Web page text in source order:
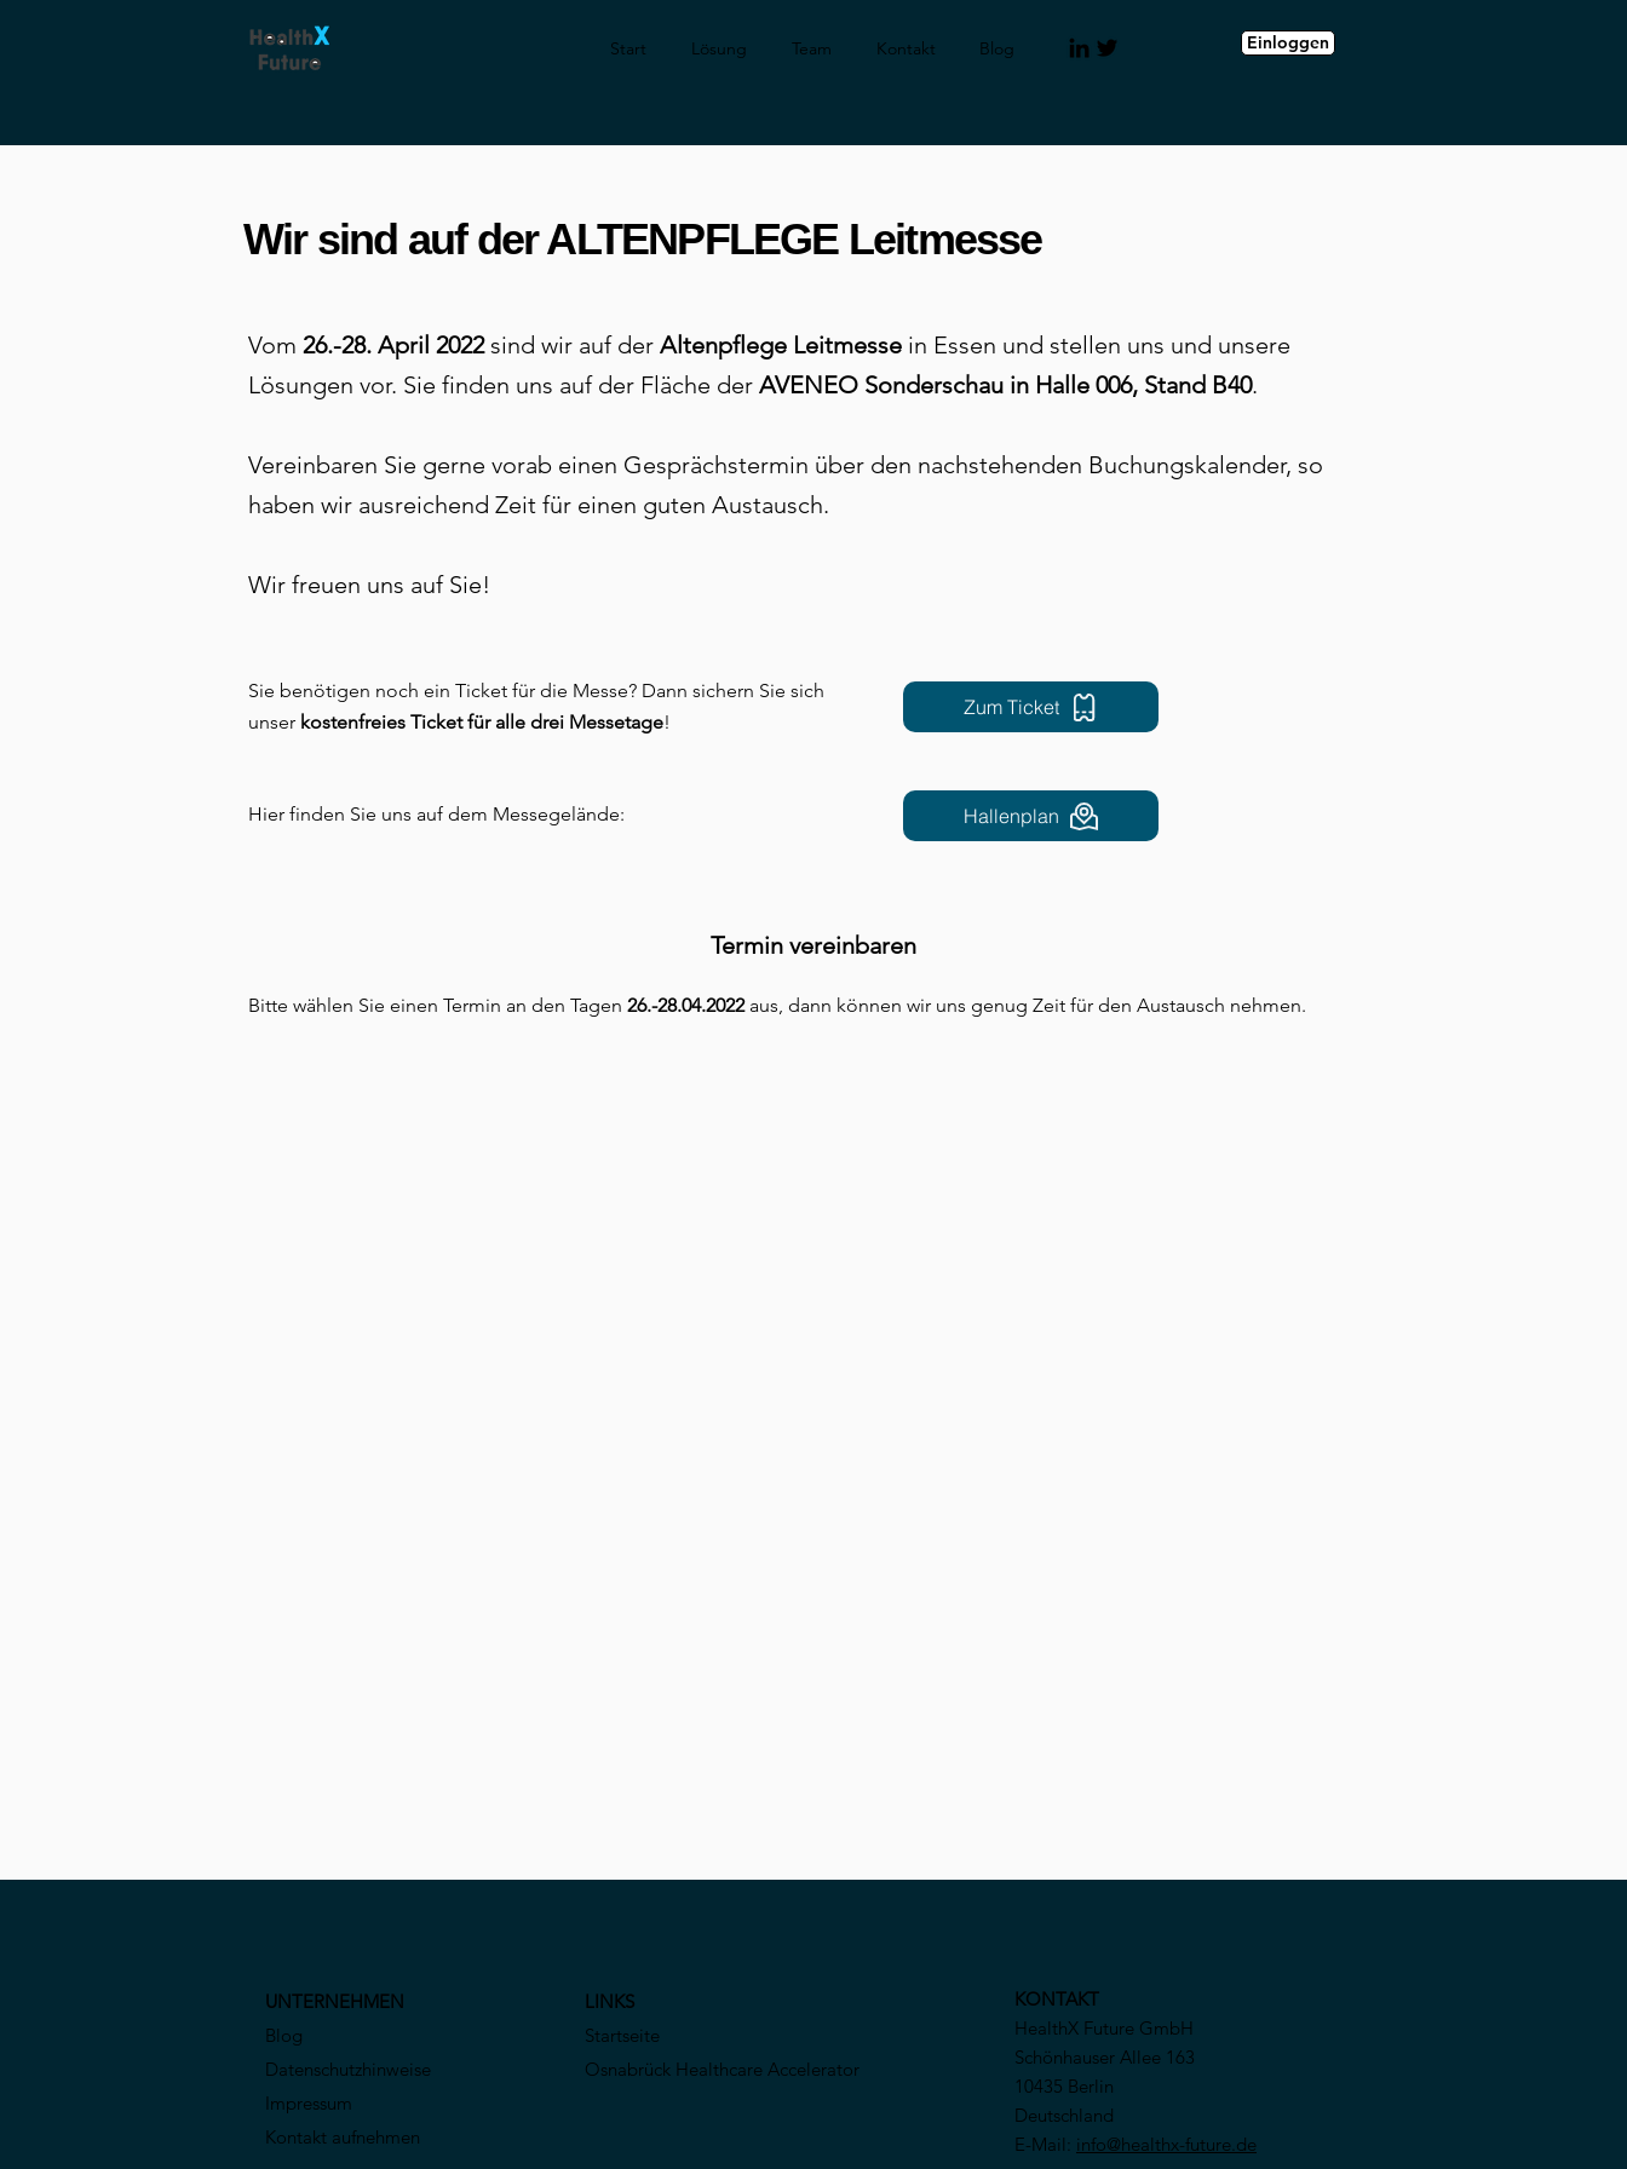
Start Lösung Team Kontakt Blog Einloggen
Wir sind auf der ALTENPFLEGE Leitmesse
Vom 26.-28. April 2022sind wir auf der Altenpflege Leitmesse in Essen und stellen uns und unsere
Lösungen vor. Sie finden uns auf der Fläche der AVENEO Sonderschau in Halle 006, Stand B40.
Vereinbaren Sie gerne vorab einen Gesprächstermin über den nachstehenden Buchungskalender, so
haben wir ausreichend Zeit für einen guten Austausch.
Wir freuen uns auf Sie!
Sie benötigen noch ein Ticket für die Messe? Dann sichern Sie sich
unser kostenfreies Ticket für alle drei Messetage!
Zum Ticket
Hier finden Sie uns auf dem Messegelände: Hallenplan
Termin vereinbaren
Bitte wählen Sie einen Termin an den Tagen 26.-28.04.2022aus, dann können wir uns genug Zeit für den Austausch nehmen.
UNTERNEHMEN
Blog
Datenschutzhinweise
Impressum
Kontakt aufnehmen
LINKS
Startseite
Osnabrück Healthcare Accelerator
KONTAKT
HealthX Future GmbH
Schönhauser Allee 163
10435 Berlin
Deutschland
E-Mail: info@healthx-future.de